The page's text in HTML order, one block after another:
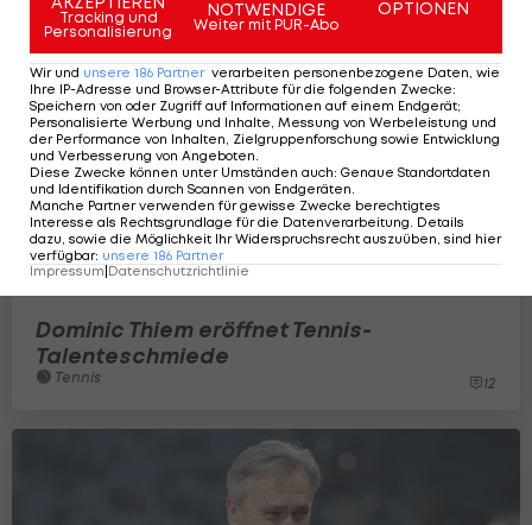
Dominic Thiem eröffnet Tennis-
Talenteschmiede
Tennis 12
Tracking und
Personalisierung
NOTWENDIGE
Weiter mit PUR-Abo
OPTIONEN
Wir und unsere 186 Partner verarbeiten personenbezogene Daten, wie
Ihre IP-Adresse und Browser-Attribute für die folgenden Zwecke:
Speichern von oder Zugriff auf Informationen auf einem Endgerät;
Personalisierte Werbung und Inhalte, Messung von Werbeleistung und
der Performance von Inhalten, Zielgruppenforschung sowie Entwicklung
und Verbesserung von Angeboten.
Diese Zwecke können unter Umständen auch: Genaue Standortdaten
und Identifikation durch Scannen von Endgeräten.
Manche Partner verwenden für gewisse Zwecke berechtigtes
Interesse als Rechtsgrundlage für die Datenverarbeitung. Details
dazu, sowie die Möglichkeit Ihr Widerspruchsrecht auszuüben, sind hier
verfügbar: unsere 186 Partner
Impressum Datenschutzrichtlinie